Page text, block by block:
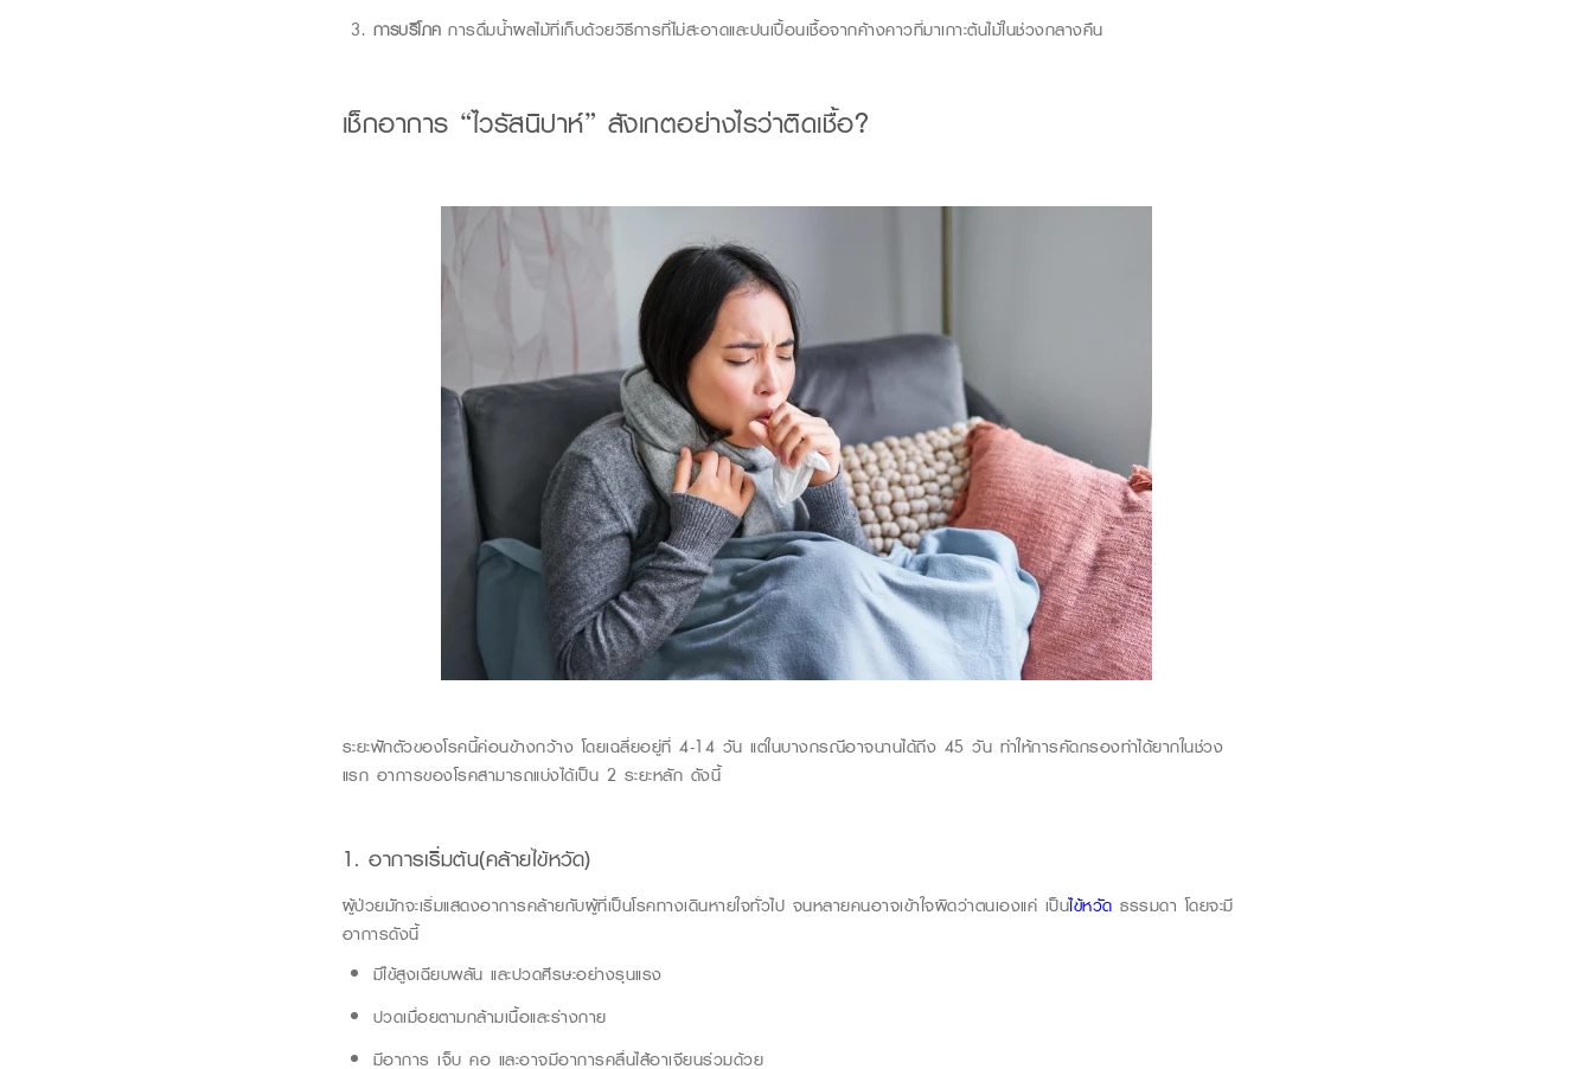
การบริโภค การดื่มน้ำผลไม้ที่เก็บด้วยวิธีการที่ไม่สะอาดและปนเปื้อนเชื้อจากค้างคาวที่มาเกาะต้นไม้ในช่วงกลางคืน
เช็กอาการ “ไวรัสนิปาห์” สังเกตอย่างไรว่าติดเชื้อ?
ระยะฟักตัวของโรคนี้ค่อนข้างกว้าง โดยเฉลี่ยอยู่ที่ 4-14 วัน แต่ในบางกรณีอาจนานได้ถึง 45 วัน ทำให้การคัดกรองทำได้ยากในช่วง
แรก อาการของโรคสามารถแบ่งได้เป็น 2 ระยะหลัก ดังนี้
1. อาการเริ่มต้น(คล้ายไข้หวัด)
ผู้ป่วยมักจะเริ่มแสดงอาการคล้ายกับผู้ที่เป็นโรคทางเดินหายใจทั่วไป จนหลายคนอาจเข้าใจผิดว่าตนเองแค่ เป็นไข้หวัด ธรรมดา โดยจะมี
อาการดังนี้
มีไข้สูงเฉียบพลัน และปวดศีรษะอย่างรุนแรง
ปวดเมื่อยตามกล้ามเนื้อและร่างกาย
มีอาการ เจ็บ คอ และอาจมีอาการคลื่นไส้อาเจียนร่วมด้วย